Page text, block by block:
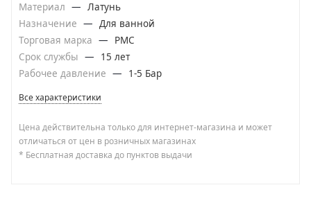
Материал — Латунь
Назначение — Для ванной
Торговая марка —
РМС
Срок службы —
15 лет
Рабочее давление — 1-5 Бар
Все характеристики
Цена действительна только для интернет-магазина и может
отличаться от цен в розничных магазинах
* Бесплатная доставка до пунктов выдачи